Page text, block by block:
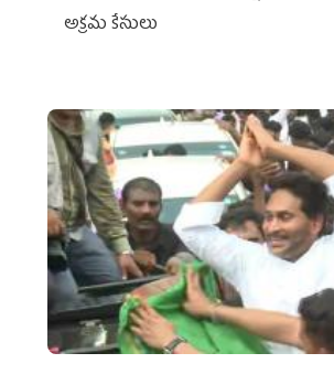
అక్రమ కేసులు